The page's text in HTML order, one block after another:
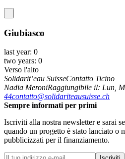
Giubiasco
last year: 0
two years: 0
Verso l'alto
Solidarit’eau SuisseContatto Ticino
Nadia MeroniRaggiungibile il: Lun,
44contatto@solidariteausuisse.ch
Sempre informati per primi
Iscriviti alla nostra newsletter e sarai
quando un progetto è stato lanciato o
pubblicizzati per il finanziamento.